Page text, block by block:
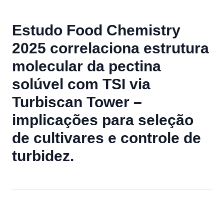
Estudo Food Chemistry
2025 correlaciona estrutura
molecular da pectina
solúvel com TSI via
Turbiscan Tower –
implicações para seleção
de cultivares e controle de
turbidez.